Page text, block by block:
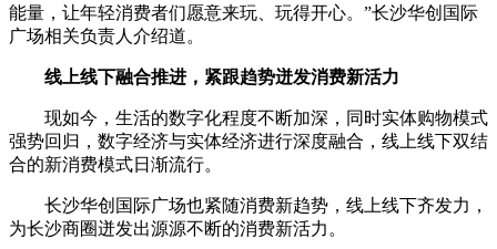
能量，让年轻消费者们愿意来玩、玩得开心。”长沙华创国际
广场相关负责人介绍道。
线上线下融合推进，紧跟趋势迸发消费新活力
现如今，生活的数字化程度不断加深，同时实体购物模式
强势回归，数字经济与实体经济进行深度融合，线上线下双结
合的新消费模式日渐流行。
长沙华创国际广场也紧随消费新趋势，线上线下齐发力，
为长沙商圈迸发出源源不断的消费新活力。